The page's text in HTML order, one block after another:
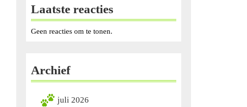
Laatste reacties
Geen reacties om te tonen.
Archief
juli 2026